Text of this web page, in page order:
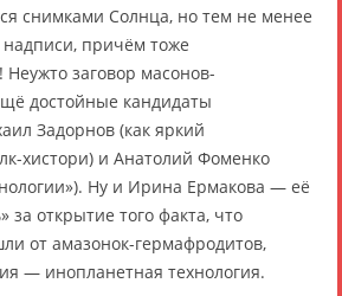
снимками Солнца, но тем не менее
причём тоже
Неужто заговор масонов-
достойные кандидаты
Задорнов (как яркий
хистори) и Анатолий Фоменко
Ну и Ирина Ермакова — её
за открытие того факта, что
от амазонок-гермафродитов,
— инопланетная технология.